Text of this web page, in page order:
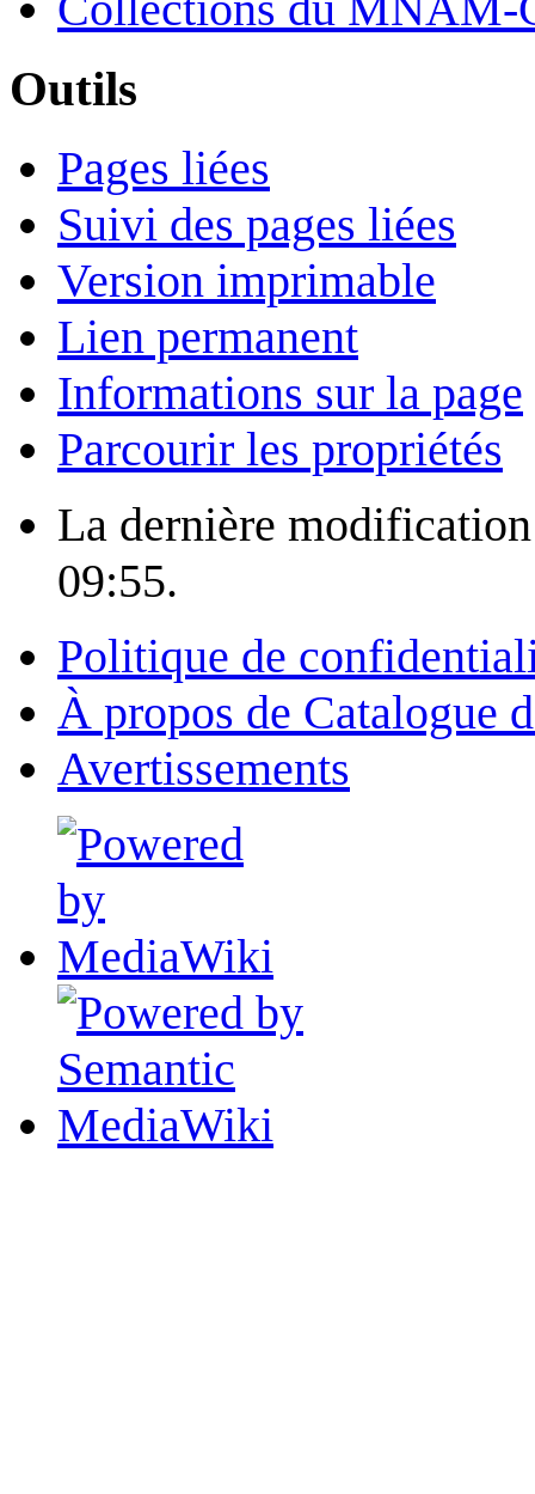
Outils
Pages liées
Suivi des pages liées
Version imprimable
Lien permanent
Informations sur la page
Parcourir les propriétés
La dernière
09:55.
Politique de
À propos de Catalogue
Avertissements